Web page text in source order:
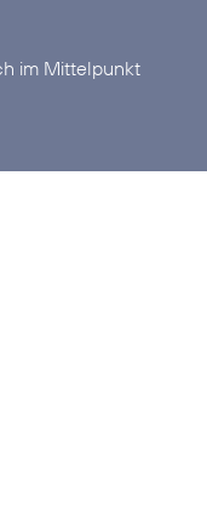
im Mittelpunkt